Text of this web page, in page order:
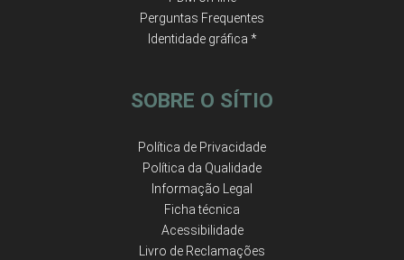
Perguntas Frequentes
Identidade gráfica *
SOBRE O SÍTIO
Política de Privacidade
Política da Qualidade
Informação Legal
Ficha técnica
Acessibilidade
Livro de Reclamações